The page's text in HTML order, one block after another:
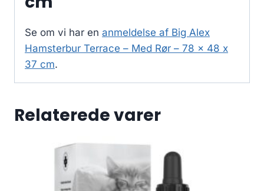
Se om vi har en anmeldelse af Big Alex
Hamsterbur Terrace – Med Rør – 78 x 48 x
37 cm.
Relaterede varer